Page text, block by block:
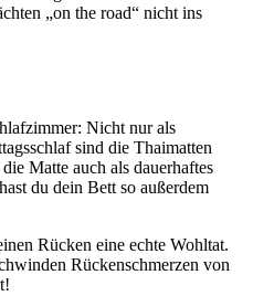
„on the road“ nicht ins
Nicht nur als
sind die Thaimatten
Matte auch als dauerhaftes
du dein Bett so außerdem
Rücken eine echte Wohltat.
Rückenschmerzen von